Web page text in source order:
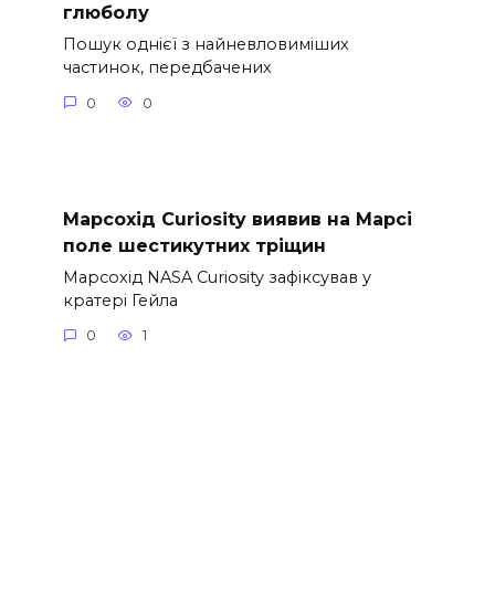
глюболу
Пошук однієї з найневловиміших
частинок, передбачених
0 0
Марсохід Curiosity виявив на Марсі
поле шестикутних тріщин
Марсохід NASA Curiosity зафіксував у
кратері Гейла
0 1